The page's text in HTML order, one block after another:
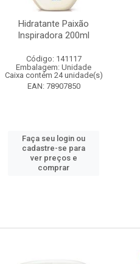
Hidratante Paixão
Inspiradora 200ml
Código: 141117
Embalagem: Unidade
Caixa contém 24 unidade(s)
EAN: 78907850
Faça seu login ou
cadastre-se para
ver preços e
comprar